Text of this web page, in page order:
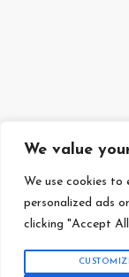
We value
We use cookies to
personalized ads
clicking "Accept